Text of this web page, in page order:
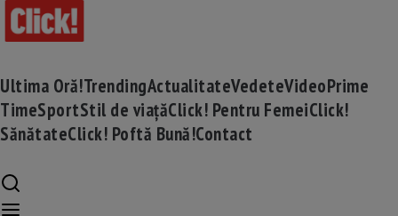
Ultima Oră!TrendingActualitateVedeteVideoPrime
TimeSportStil de viațăClick! Pentru FemeiClick!
SănătateClick! Poftă Bună!Contact